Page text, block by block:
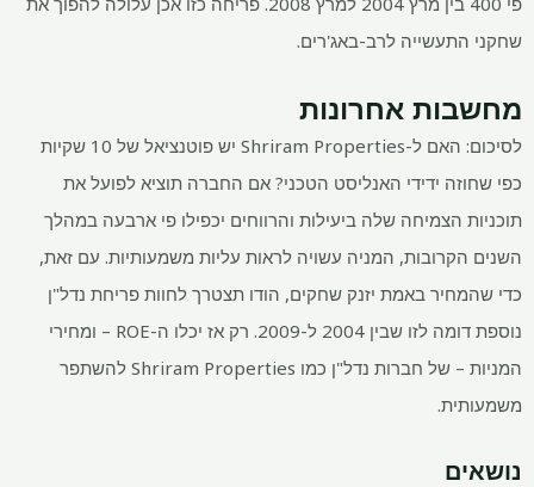
שחקני התעשייה לרב-באג'רים.
מחשבות אחרונות
לסיכום: האם ל-Shriram Properties יש פוטנציאל של 10 שקיות
כפי שחוזה ידידי האנליסט הטכני? אם החברה תוציא לפועל את
תוכניות הצמיחה שלה ביעילות והרווחים יכפילו פי ארבעה במהלך
השנים הקרובות, המניה עשויה לראות עליות משמעותיות. עם זאת,
כדי שהמחיר באמת יזנק שחקים, הודו תצטרך לחוות פריחת נדל"ן
נוספת דומה לזו שבין 2004 ל-2009. רק אז יכלו ה-ROE – ומחירי
המניות – של חברות נדל"ן כמו Shriram Properties להשתפר
משמעותית.
נושאים